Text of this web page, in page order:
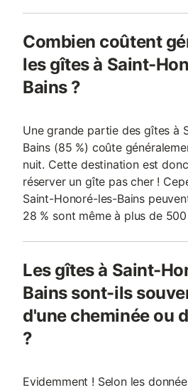
Combien coûtent
les gîtes à Saint-
Bains ?
Une grande partie des gîtes à
Bains (85 %) coûte
nuit. Cette destination est
réserver un gîte pas cher !
Saint-Honoré-les-Bains
28 % sont même à plus de
Les gîtes à Saint-
Bains sont-ils
d'une cheminée ou
?
Evidemment ! Selon les